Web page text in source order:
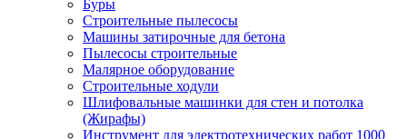
Буры
Строительные пылесосы
Машины затирочные для бетона
Пылесосы строительные
Малярное оборудование
Строительные ходули
Шлифовальные машинки для стен и потолка
(Жирафы)
Инструмент для электротехнических работ 1000